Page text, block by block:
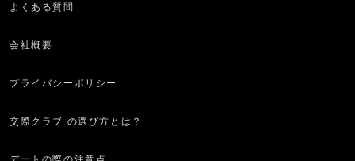
よくある質問
会社概要
プライバシーポリシー
交際クラブ の選び方とは？